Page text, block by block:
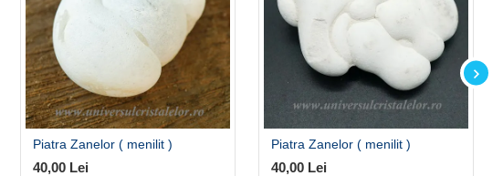
Piatra Zanelor ( menilit )
40,00 Lei
Piatra Zanelor ( menilit )
40,00 Lei